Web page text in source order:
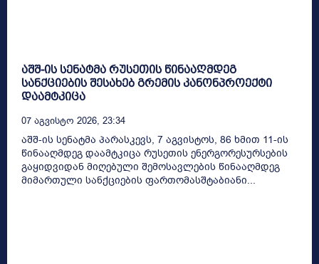
აშშ-ის სენატმა რუსეთის წინააღმდეგ
სანქციების შესახებ გრემის კანონპროექტი
დაამტკიცა
07 Აგვისტო 2026, 23:34
აშშ-ის სენატმა პარასკევს, 7 აგვისტოს, 86 ხმით 11-ის
წინააღმდეგ დაამტკიცა რუსეთის ენერგორესურსების
გაყიდვიდან მიღებული შემოსავლების წინააღმდეგ
მიმართული სანქციების ფართომასშტაბიანი...